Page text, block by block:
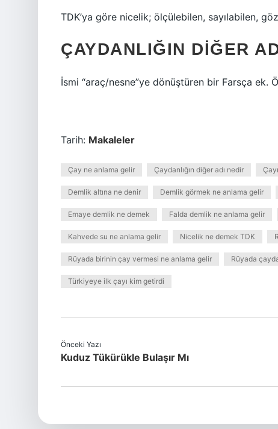
TDK’ya göre nicelik; ölçülebilen, sayılabilen,
ÇAYDANLIĞIN DIĞER
İsmi “araç/nesne”ye dönüştüren bir Farsça ek.
Tarih: Makaleler
Çay ne anlama gelir Çaydanlığın diğer adı nedir
Demlik altına ne denir Demlik görmek ne anlama gelir
Emaye demlik ne demek Falda demlik ne anlama gelir
Kahvede su ne anlama gelir Nicelik ne demek TDK
Rüyada birinin çay vermesi ne anlama gelir Rüyada
Türkiyeye ilk çayı kim getirdi
Önceki Yazı
Kuduz Tükürükle Bulaşır Mı